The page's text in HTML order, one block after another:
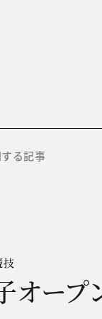
る記事
技
オー